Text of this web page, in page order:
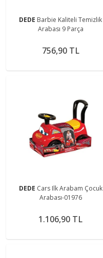
DEDE Barbie Kaliteli Temizlik
Arabası 9 Parça
756,90 TL
DEDE Cars Ilk Arabam Çocuk
Arabası-01976
1.106,90 TL